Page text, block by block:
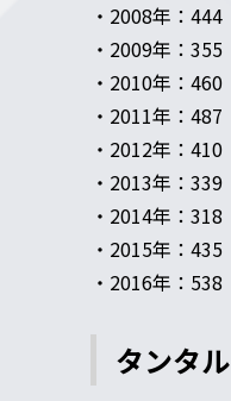
・2008年：444
・2009年：355
・2010年：460
・2011年：487
・2012年：410
・2013年：339
・2014年：318
・2015年：435
・2016年：538
タンタ